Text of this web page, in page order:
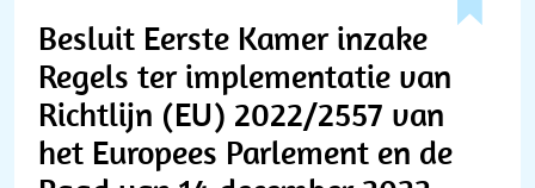
Besluit Eerste Kamer inzake
Regels ter implementatie van
Richtlijn (EU) 2022/2557 van
het Europees Parlement en de